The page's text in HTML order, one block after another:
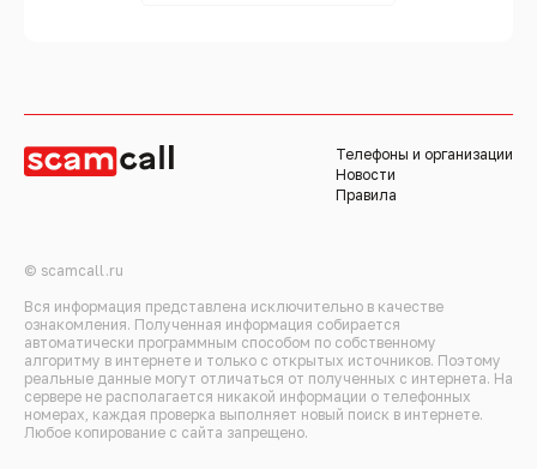
Телефоны и организации
Новости
Правила
© scamcall.ru
Вся информация представлена исключительно в качестве
ознакомления. Полученная информация собирается
автоматически программным способом по собственному
алгоритму в интернете и только с открытых источников. Поэтому
реальные данные могут отличаться от полученных с интернета. На
сервере не располагается никакой информации о телефонных
номерах, каждая проверка выполняет новый поиск в интернете.
Любое копирование с сайта запрещено.